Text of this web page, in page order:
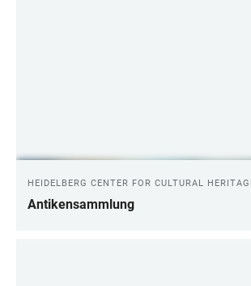
HEIDELBERG CENTER FOR CULTURAL
Antikensammlung